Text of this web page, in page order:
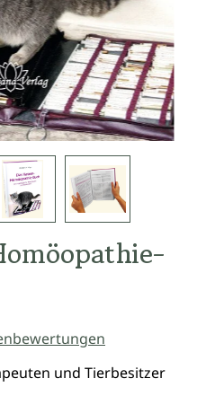
und Tierbesitzer